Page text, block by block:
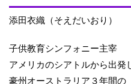
添田衣織（そえだいおり）
子供教育シンフォニー主宰
アメリカのシアトルから出発
豪州オーストラリア３年間の